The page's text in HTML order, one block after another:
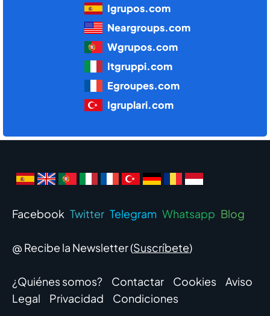
Igrupos.com
Neargroups.com
Wgrupos.com
Itgruppi.com
Egroupes.com
Igruplari.com
Facebook Twitter Telegram Whatsapp Blog
@ Recibe la Newsletter (Suscríbete)
¿Quiénes somos? Contactar Cookies
Aviso
Legal
Privacidad Condiciones